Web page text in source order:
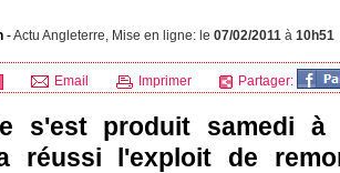
-Actu Angleterre, Mise en ligne: le 07/02/2011 à 10h51
Email Imprimer Partager:
s'est produit samedi à
réussi l'exploit de